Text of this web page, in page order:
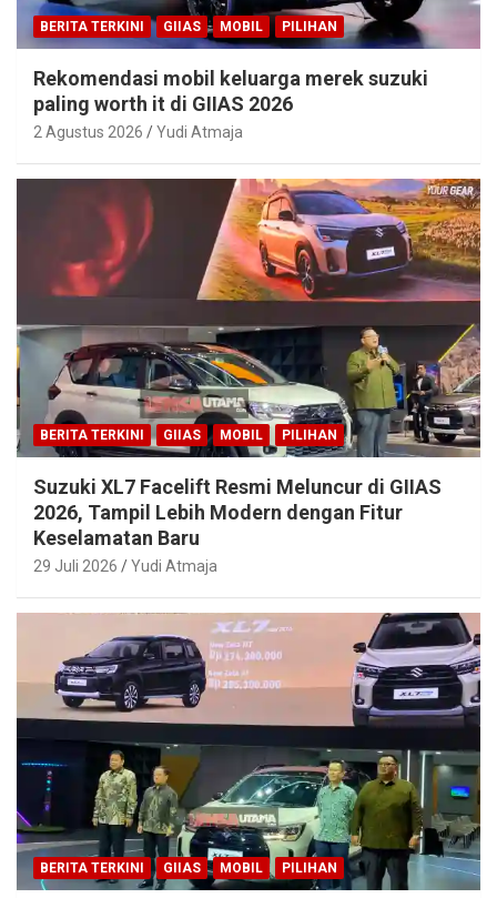
BERITA TERKINI GIIAS MOBIL PILIHAN
Rekomendasi mobil keluarga merek suzuki
paling worth it di GIIAS 2026
2 Agustus 2026 Yudi Atmaja
BERITA TERKINI GIIAS MOBIL PILIHAN
Suzuki XL7 Facelift Resmi Meluncur di GIIAS
2026, Tampil Lebih Modern dengan Fitur
Keselamatan Baru
29 Juli 2026 Yudi Atmaja
BERITA TERKINI GIIAS MOBIL PILIHAN